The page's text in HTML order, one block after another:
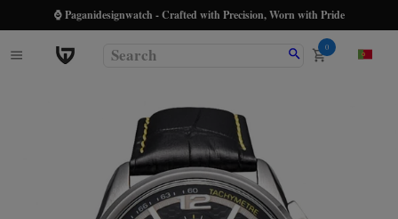
⌚ Paganidesignwatch - Crafted with Precision, Worn with Pride
0